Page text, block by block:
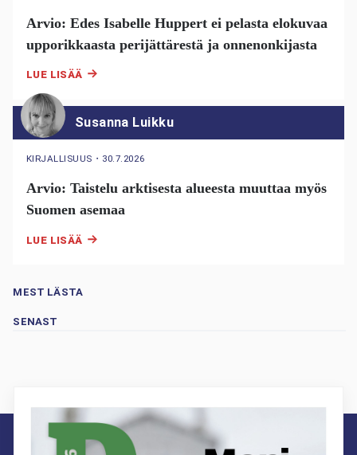
Arvio: Edes Isabelle Huppert ei pelasta elokuvaa
upporikkaasta perijättärestä ja onnenonkijasta
LUE LISÄÄ
Susanna Luikku
KIRJALLISUUS ・ 30.7.2026
Arvio: Taistelu arktisesta alueesta muuttaa myös
Suomen asemaa
LUE LISÄÄ
MEST LÄSTA
SENAST